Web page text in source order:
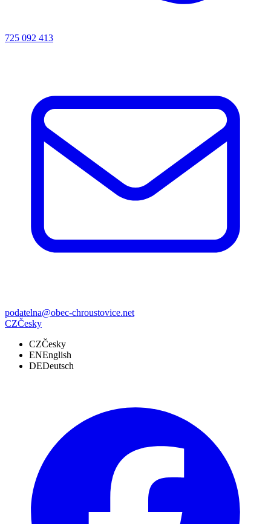
725 092 413
podatelna@obec-chroustovice.net
CZČesky
CZČesky
ENEnglish
DEDeutsch